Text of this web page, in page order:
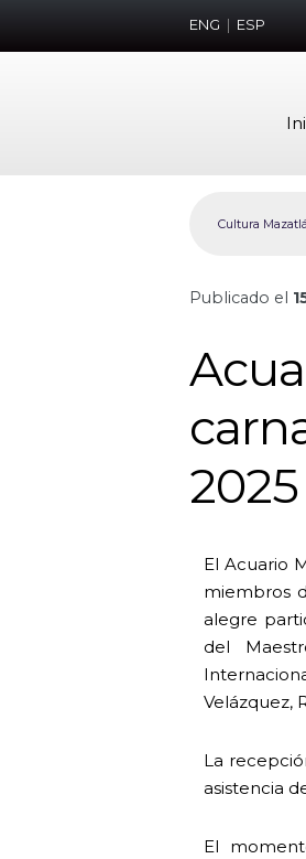
ENG ESP
Cultura
Publicado el
2025
El Acuario
miembros
alegre
del
Velázquez,
La
asistencia
El